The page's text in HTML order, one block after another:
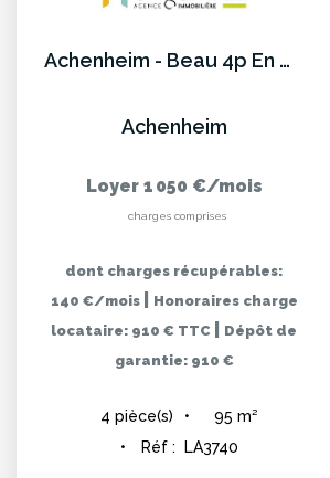
Achenheim - Beau 4p En Coeur De Village
Achenheim
Loyer 1 050 €/mois
charges comprises
dont charges récupérables:
140 €/mois
Honoraires charge
locataire: 910 € TTC
Dépôt de
garantie: 910 €
4 pièce(s) 95 m²
Réf : LA3740